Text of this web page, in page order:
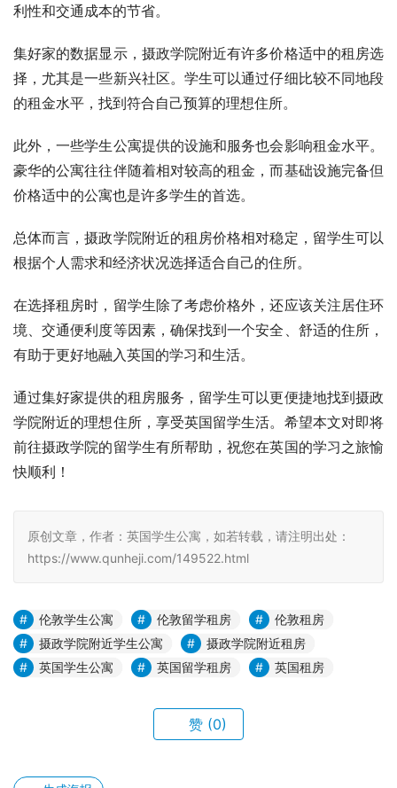
利性和交通成本的节省。
集好家的数据显示，摄政学院附近有许多价格适中的租房选
择，尤其是一些新兴社区。学生可以通过仔细比较不同地段
的租金水平，找到符合自己预算的理想住所。
此外，一些学生公寓提供的设施和服务也会影响租金水平。
豪华的公寓往往伴随着相对较高的租金，而基础设施完备但
价格适中的公寓也是许多学生的首选。
总体而言，摄政学院附近的租房价格相对稳定，留学生可以
根据个人需求和经济状况选择适合自己的住所。
在选择租房时，留学生除了考虑价格外，还应该关注居住环
境、交通便利度等因素，确保找到一个安全、舒适的住所，
有助于更好地融入英国的学习和生活。
通过集好家提供的租房服务，留学生可以更便捷地找到摄政
学院附近的理想住所，享受英国留学生活。希望本文对即将
前往摄政学院的留学生有所帮助，祝您在英国的学习之旅愉
快顺利！
原创文章，作者：英国学生公寓，如若转载，请注明出处：
https://www.qunheji.com/149522.html
伦敦学生公寓 伦敦留学租房
伦敦租房
摄政学院附近学生公寓
摄政学院附近租房
英国学生公寓
英国留学租房 英国租房
赞 (0)